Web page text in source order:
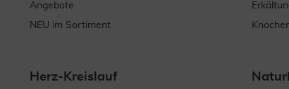
Angebote
NEU im Sortiment
Herz-Kreislauf